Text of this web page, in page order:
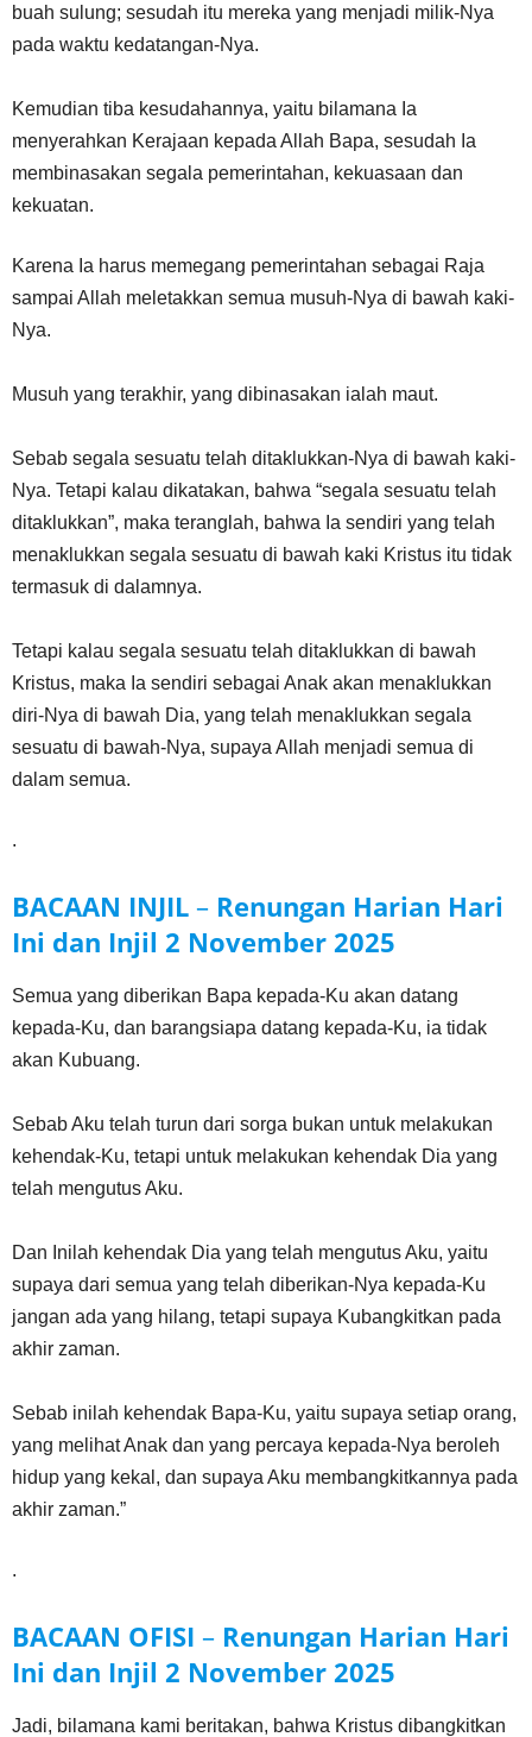
buah sulung; sesudah itu mereka yang menjadi milik-Nya
pada waktu kedatangan-Nya.
Kemudian tiba kesudahannya, yaitu bilamana Ia
menyerahkan Kerajaan kepada Allah Bapa, sesudah Ia
membinasakan segala pemerintahan, kekuasaan dan
kekuatan.
Karena Ia harus memegang pemerintahan sebagai Raja
sampai Allah meletakkan semua musuh-Nya di bawah kaki-
Nya.
Musuh yang terakhir, yang dibinasakan ialah maut.
Sebab segala sesuatu telah ditaklukkan-Nya di bawah kaki-
Nya. Tetapi kalau dikatakan, bahwa “segala sesuatu telah
ditaklukkan”, maka teranglah, bahwa Ia sendiri yang telah
menaklukkan segala sesuatu di bawah kaki Kristus itu tidak
termasuk di dalamnya.
Tetapi kalau segala sesuatu telah ditaklukkan di bawah
Kristus, maka Ia sendiri sebagai Anak akan menaklukkan
diri-Nya di bawah Dia, yang telah menaklukkan segala
sesuatu di bawah-Nya, supaya Allah menjadi semua di
dalam semua.
.
BACAAN INJIL – Renungan Harian Hari
Ini dan Injil 2 November 2025
Semua yang diberikan Bapa kepada-Ku akan datang
kepada-Ku, dan barangsiapa datang kepada-Ku, ia tidak
akan Kubuang.
Sebab Aku telah turun dari sorga bukan untuk melakukan
kehendak-Ku, tetapi untuk melakukan kehendak Dia yang
telah mengutus Aku.
Dan Inilah kehendak Dia yang telah mengutus Aku, yaitu
supaya dari semua yang telah diberikan-Nya kepada-Ku
jangan ada yang hilang, tetapi supaya Kubangkitkan pada
akhir zaman.
Sebab inilah kehendak Bapa-Ku, yaitu supaya setiap orang,
yang melihat Anak dan yang percaya kepada-Nya beroleh
hidup yang kekal, dan supaya Aku membangkitkannya pada
akhir zaman.”
.
BACAAN OFISI – Renungan Harian Hari
Ini dan Injil 2 November 2025
Jadi, bilamana kami beritakan, bahwa Kristus dibangkitkan